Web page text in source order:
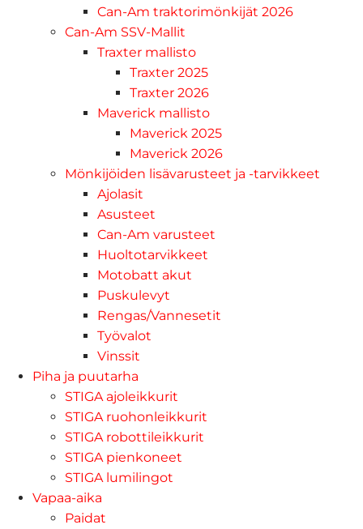
Can-Am traktorimönkijät 2026
Can-Am SSV-Mallit
Traxter mallisto
Traxter 2025
Traxter 2026
Maverick mallisto
Maverick 2025
Maverick 2026
Mönkijöiden lisävarusteet ja -tarvikkeet
Ajolasit
Asusteet
Can-Am varusteet
Huoltotarvikkeet
Motobatt akut
Puskulevyt
Rengas/Vannesetit
Työvalot
Vinssit
Piha ja puutarha
STIGA ajoleikkurit
STIGA ruohonleikkurit
STIGA robottileikkurit
STIGA pienkoneet
STIGA lumilingot
Vapaa-aika
Paidat